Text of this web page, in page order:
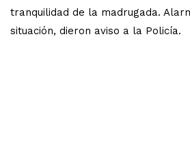
tranquilidad de la madrugada.
situación, dieron aviso a la Policía.